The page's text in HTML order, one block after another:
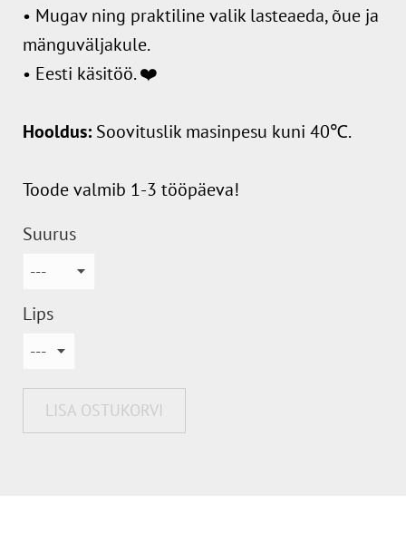
• Mugav ning praktiline valik lasteaeda, õue ja
mänguväljakule.
• Eesti käsitöö. ❤️
Hooldus: Soovituslik masinpesu kuni 40℃.
Toode valmib 1-3 tööpäeva!
Suurus
Lips
LISA OSTUKORVI